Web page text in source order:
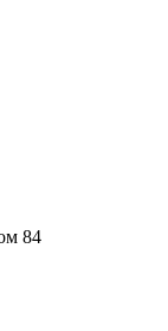
84